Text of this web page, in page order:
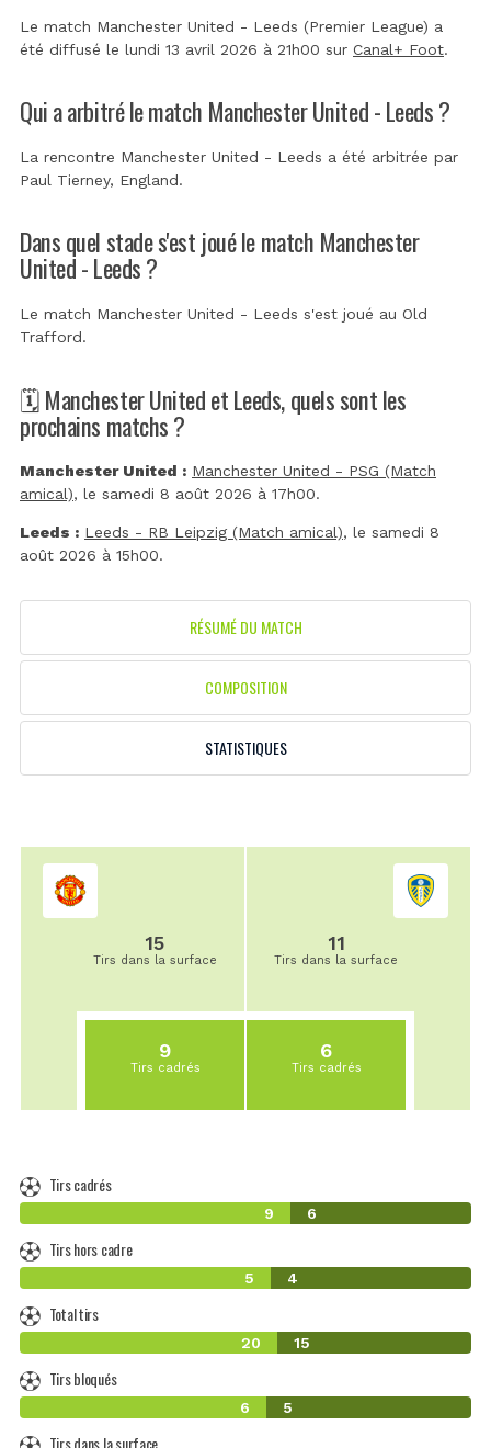
Le match Manchester United - Leeds (Premier League) a
été diffusé le lundi 13 avril 2026 à 21h00 sur Canal+ Foot.
Qui a arbitré le match Manchester United - Leeds ?
La rencontre Manchester United - Leeds a été arbitrée par
Paul Tierney, England.
Dans quel stade s'est joué le match Manchester
United - Leeds ?
Le match Manchester United - Leeds s'est joué au Old
Trafford.
🗓️ Manchester United et Leeds, quels sont les
prochains matchs ?
Manchester United : Manchester United - PSG (Match
amical), le samedi 8 août 2026 à 17h00.
Leeds : Leeds - RB Leipzig (Match amical), le samedi 8
août 2026 à 15h00.
RÉSUMÉ DU MATCH
COMPOSITION
STATISTIQUES
15
Tirs dans la surface
9
Tirs cadrés
11
Tirs dans la surface
6
Tirs cadrés
Tirs cadrés
9 6
Tirs hors cadre
5 4
Total tirs
20 15
Tirs bloqués
6 5
Tirs dans la surface